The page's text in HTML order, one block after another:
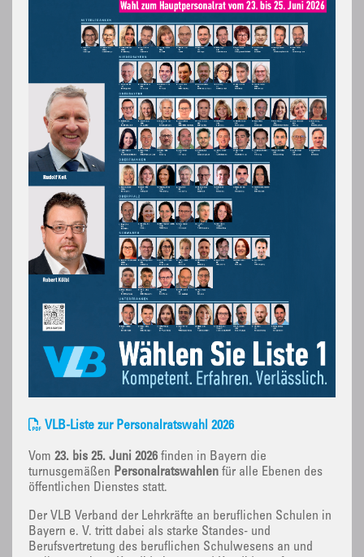
VLB-Liste zur Personalratswahl 2026
Vom 23. bis 25. Juni 2026 finden in Bayern die
turnusgemäßen Personalratswahlen für alle Ebenen des
öffentlichen Dienstes statt.
Der VLB Verband der Lehrkräfte an beruflichen Schulen in
Bayern e. V. tritt dabei als starke Standes- und
Berufsvertretung des beruflichen Schulwesens an und